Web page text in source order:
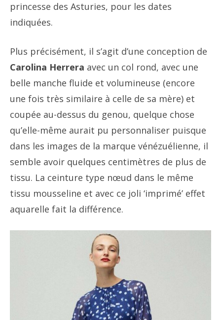
princesse des Asturies, pour les dates
indiquées.
Plus précisément, il s’agit d’une conception de
Carolina Herrera avec un col rond, avec une
belle manche fluide et volumineuse (encore
une fois très similaire à celle de sa mère) et
coupée au-dessus du genou, quelque chose
qu’elle-même aurait pu personnaliser puisque
dans les images de la marque vénézuélienne, il
semble avoir quelques centimètres de plus de
tissu. La ceinture type nœud dans le même
tissu mousseline et avec ce joli ‘imprimé’ effet
aquarelle fait la différence.